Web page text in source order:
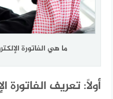
ما هي الفاتورة
أولاً: تعريف الفاتورة